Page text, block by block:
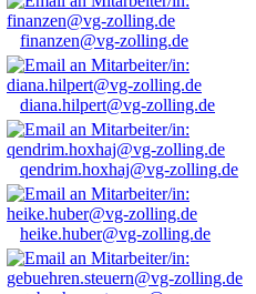
finanzen@vg-zolling.de
diana.hilpert@vg-zolling.de
qendrim.hoxhaj@vg-zolling.de
heike.huber@vg-zolling.de